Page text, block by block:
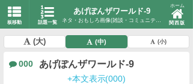
板移動 話題一覧
あげぽんザワールド-9
ネタ・おもしろ画像(雑談・コミュニティ)
ホーム
関西版
(大) (中) (小)
000 あげぽんザワールド-9
+本文表示(000)